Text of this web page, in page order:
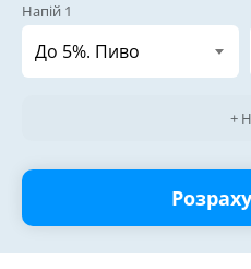
Напій 1
+